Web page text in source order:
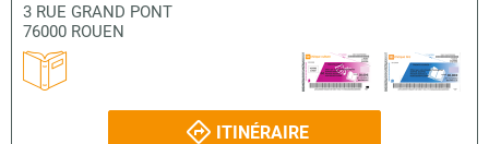
3 RUE GRAND PONT
76000 ROUEN
ITINÉRAIRE